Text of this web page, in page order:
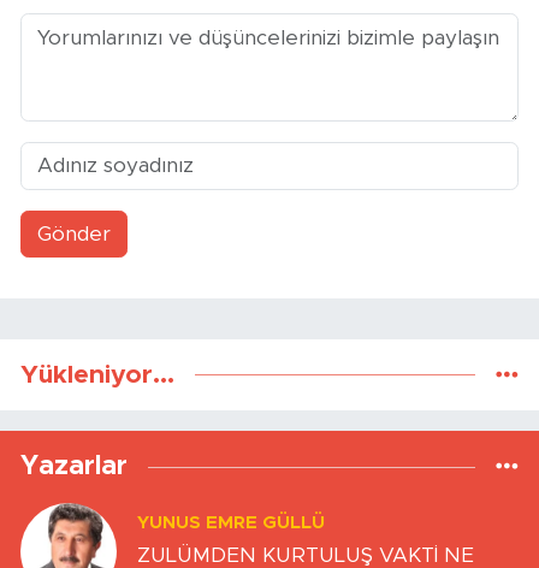
Gönder
Yükleniyor...
Yazarlar
YUNUS EMRE GÜLLÜ
ZULÜMDEN KURTULUŞ VAKTİ NE